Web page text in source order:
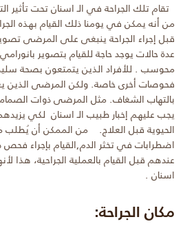
تقام تلك الجراحة في الـ اسنان تحت تأثير
من أنه يمكن في يومنا ذلك القيام بهذه
قبل إجراء الجراحة ينبغى على المرضى
عدة حالات يوجد حاجة للقيام بتصوير
محوسب . للأفراد الذين يتمتعون بصحة
فحوصات أخرى خاصة. ولكن المرضى الذين
بالتهاب الشغاف. مثل المرضى ذوات
يجب عليهم إخبار طبيب الـ اسنان لكي
الحيوية قبل العلاج.
من الممكن أن يُطلب
اضطرابات في تخثر الدم,القيام بإجراء
عندهم قبل القيام بالعملية الجراحية، هذا
اسنان .
مكان الجراحة: